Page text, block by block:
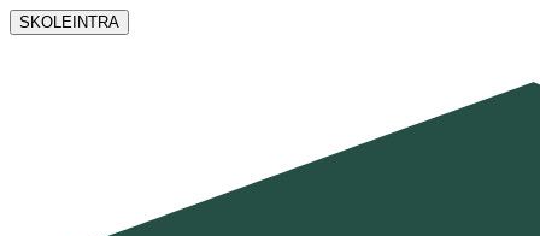
SKOLEINTRA